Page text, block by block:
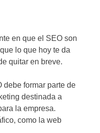
en que el SEO son
lo que hoy te da
quitar en breve.
debe formar parte de
destinada a
la empresa.
como la web